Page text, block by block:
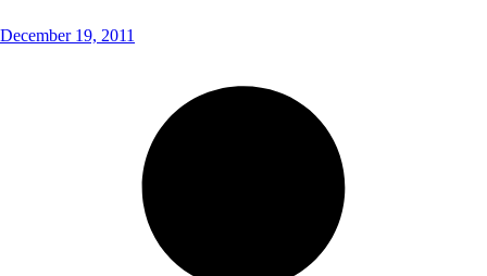
December 19, 2011